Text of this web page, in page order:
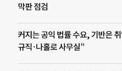
막판 점검
커지는 공익 법률 수요, 기반은
규직·나홀로 사무실”